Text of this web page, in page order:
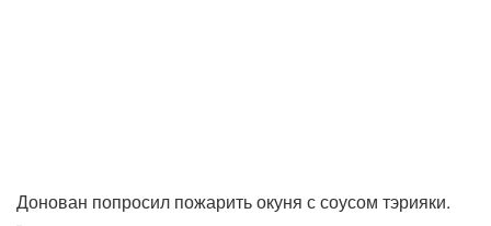
Донован попросил пожарить окуня с соусом тэрияки.